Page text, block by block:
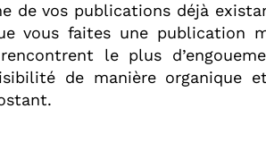
de vos publications déjà
vous faites une publication
le plus
de manière organique et